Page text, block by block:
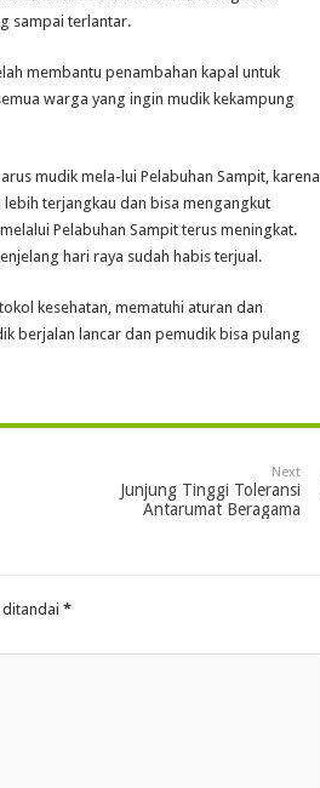
sampai terlantar.
membantu penambahan kapal untuk
warga yang ingin mudik kekampung
mudik mela-lui Pelabuhan Sampit, karena
terjangkau dan bisa mengangkut
Pelabuhan Sampit terus meningkat.
hari raya sudah habis terjual.
kesehatan, mematuhi aturan dan
berjalan lancar dan pemudik bisa pulang
Next
Junjung Tinggi Toleransi
Antarumat Beragama
ditandai *